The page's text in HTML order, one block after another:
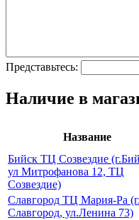
Представьтесь:
Наличие в
Название
Бийск ТЦ Созвездие
ул Митрофанова 12, ТЦ
Созвездие)
Славгород ТЦ Мария-Ра (г.
Славгород, ул.Ленина 73)